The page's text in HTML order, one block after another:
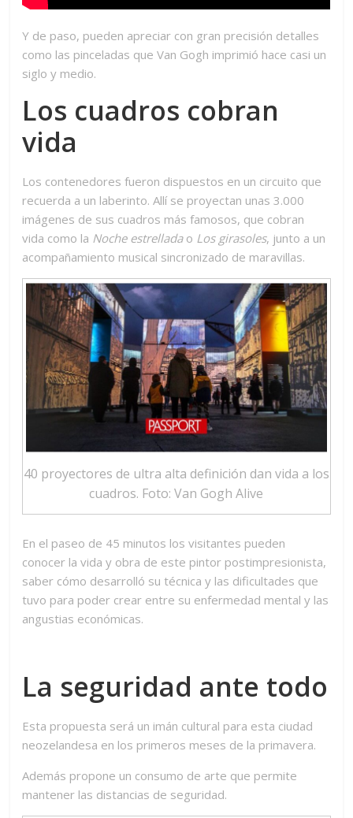
Y de paso, pueden apreciar con gran precisión detalles
como las pinceladas que Van Gogh imprimió hace casi un
siglo y medio.
Los cuadros cobran
vida
Los contenedores fueron dispuestos en un circuito que
recuerda a un laberinto. Allí se proyectan unas 3.000
imágenes de sus cuadros más famosos, que cobran
vida como la Noche estrelladao Los girasoles, junto a un
acompañamiento musical sincronizado de maravillas.
40 proyectores de ultra alta definición dan vida a los
cuadros. Foto: Van Gogh Alive
En el paseo de 45 minutos los visitantes pueden
conocer la vida y obra de este pintor postimpresionista,
saber cómo desarrolló su técnica y las dificultades que
tuvo para poder crear entre su enfermedad mental y las
angustias económicas.
La seguridad ante todo
Esta propuesta será un imán cultural para esta ciudad
neozelandesa en los primeros meses de la primavera.
Además propone un consumo de arte que permite
mantener las distancias de seguridad.